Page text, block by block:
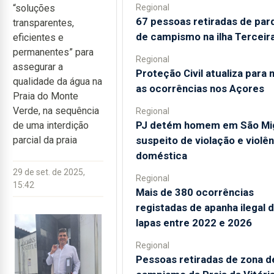
“soluções
transparentes,
eficientes e
permanentes” para
assegurar a
qualidade da água na
Praia do Monte
Verde, na sequência
de uma interdição
parcial da praia
29 de set. de 2025,
15:42
Regional
67 pessoas retiradas de
de campismo na ilha
Regional
Proteção Civil atualiza para
as ocorrências nos Açores
Regional
PJ detém homem em São
suspeito de violação e
doméstica
Regional
Mais de 380 ocorrências
registadas de apanha ilegal
lapas entre 2022 e 2026
Regional
Pessoas retiradas de zona